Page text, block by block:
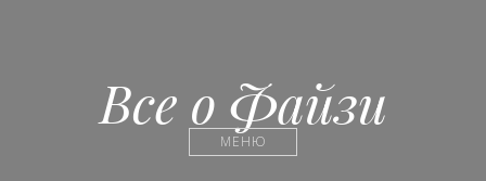
Все о Файзи
МЕНЮ